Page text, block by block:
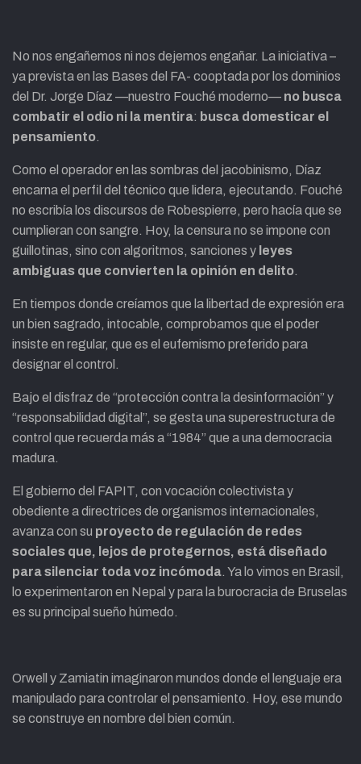
No nos engañemos ni nos dejemos engañar. La iniciativa –
ya prevista en las Bases del FA- cooptada por los dominios
del Dr. Jorge Díaz —nuestro Fouché moderno— no busca
combatir el odio ni la mentira: busca domesticar el
pensamiento.
Como el operador en las sombras del jacobinismo, Díaz
encarna el perfil del técnico que lidera, ejecutando. Fouché
no escribía los discursos de Robespierre, pero hacía que se
cumplieran con sangre. Hoy, la censura no se impone con
guillotinas, sino con algoritmos, sanciones y leyes
ambiguas que convierten la opinión en delito.
En tiempos donde creíamos que la libertad de expresión era
un bien sagrado, intocable, comprobamos que el poder
insiste en regular, que es el eufemismo preferido para
designar el control.
Bajo el disfraz de “protección contra la desinformación” y
“responsabilidad digital”, se gesta una superestructura de
control que recuerda más a “1984” que a una democracia
madura.
El gobierno del FAPIT, con vocación colectivista y
obediente a directrices de organismos internacionales,
avanza con su proyecto de regulación de redes
sociales que, lejos de protegernos, está diseñado
para silenciar toda voz incómoda. Ya lo vimos en Brasil,
lo experimentaron en Nepal y para la burocracia de Bruselas
es su principal sueño húmedo.
Orwell y Zamiatin imaginaron mundos donde el lenguaje era
manipulado para controlar el pensamiento. Hoy, ese mundo
se construye en nombre del bien común.